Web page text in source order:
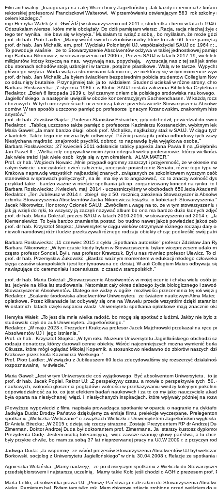
Film archiwalny: „Inauguracja na całej Wszechnicy Jagiellońskiej. Jak każdy ceremoniał z
rektorskiej profesorowi Franciszkowi Walterowi. W przemówieniu otwierającym 583 rok
celem każdego.”
mgr Henryka Wałek (z d. Gwóźdź) w stowarzyszeniu od 2011 r, studentka chemii w latach
Odszukałam wiersze, które mnie obciążały. Do dziś pamiętam wiersz: „Racja, racja niechaj
tego ten wynika, nie baw się w krytyka.” Musiałam to wziąć z sobą , bo myślałam, że może
prof. dr hab. Piotr Laidler: „Mamy wśród swoich członków osoby, które to całe 60. lecie
prof. dr hab. Jan Michalik, em. prof. Wydziału Polonistyki UJ. współzałożyciel SAUJ od
To powoduje właśnie, że to Stowarzyszenie Absolwentów odżywa w takiej jednostkowej
mgr Barbara Nikorowicz, w stowarzyszeniu od 2006 r., Prezes SAUJ w latach 2017-19,
milicjantów, którzy krzyczą na nas, wyzywają nas, popychają, wyrzucają nas z tej sali jak
obu stronach schodów stoją uzbrojeni w tarcze, potężne plastikowe. Walą w te tarcze.
głównego wejścia. Woda waląca strumieniami tak mocno, że niektórzy się w tym momencie
prof. dr hab. Jan Michalik „Ja byłem świadkiem bezpośrednim pobicia studentów Collegium
co odsunięty brutalnie. Przynajmniej tak ja to widziałem. Studenci uciekali w różne strony,
Barbara Rosławiecka: „7 stycznia 1986 r. w Klubie SAUJ została założona Biblioteka
Redaktor: „Dzień 6 listopada 1939 r., był czarnym dniem dla polskiego środowiska
Jagiellońskiego, a następnie uwięzili w obozie koncentracyjnym Sachsenchasen. W każdą
obozowych. W tych uroczystościach uczestniczą także przedstawiciele Stowarzyszenia
domów. W ten sposób uczczono pamięć po profesorze Ignacym Krzanowskim, znakomitym
artystów.”
prof. dr hab. Zdzisław Gajda: „Profesor Stanisław Estraicher, gdy odchodził, powiedział do
Redaktor: „Tablicą uczczono także pamięć o profesorze Kazimierzu Kostaneckim, wybitnym
Maria Gaweł: „Ja mam bardzo długi, obok prof. Michalika, najdłuższy staż w SAUJ. W
z kartotek. Także tego nie można było odtworzyć. Później nastąpiła próba odbudowy tych
Niesłychana mądrość, znajomość psychiki, dobroć, to naprawdę była wyjątkowa osoba.”
Barbara Rosławiecka: „27 kwiecień 2011 odsłonicie tablicy papieża Jana Pawła II na
Jan Paweł II : „Wielką rolę odgrywali w moim życiu odegrali wielcy profesorowie, którzy
Jak wiele treści i jak wiele osób kryje się w tym określeniu ALMA MATER.”
Prof. dr hab. Wojciech Nowak: „Mnie przypadł ogromny zaszczyt i przyjemność, że w
całym świecie uroczystości: dzień założenia, uroczyste posiedzenie Senatu, różne tego typu
Krakowa naprawdę wszystkich najbardziej znanych, związanych ze szkolnictwem wyższym
stanowiska w sprawach politycznych, na ile ma się w to angażować, co to znaczy wolność
przykład takie bardzo ważne w mieście spotkania jak np. zorganizowany koncert na rynku,
Barbara Rosłowiecka: „Kwiecień, maj 2014 - uczestniczyliśmy w obchodach 650.lecia Akademii
Redaktor: „Ten Jubileusz w 2014 r. zbiegł się z 50. rocznicą założenia Stowarzyszenia
członka Stowarzyszenia Absolwentów Jacka Nikorowicza książka o kobietach Stowarzyszenia.”
Jacek Nikorowicz, Honorowy Członek SAUJ: „Zwróciłem uwagę na to, że w tym
jak ją wzięli do ręki, to wszyscy ją zaczęli nazywać album bo ona ma bardzo dużo ładnych
prof. dr hab. Marta Doleżal, prezes SAUJ w latach 2010-2016, w stowarzyszeniu od 2014 r.:
Klemensiewicz. To była bardzo znamienita postać, bo trudno nawet jakoś powiedzieć jakoś
prof. dr hab. Krzysztof Stopka: „Uniwersytet w ciągu wieków otrzymywał różnego rodzaju
niewoli narodowej różni ludzie przekazywali różnego rodzaju obiekty chcąc podkreślić swój
Barbara Rosławiecka: „11 czerwiec 2015 z cyklu „Spotkania autorskie” profesor Zdzisław Jan
Barbara Nikorowicz: „W tym czasie kiedy byłam w Stowarzyszeniu byłam wiceprezesem
często profesor Sondel. Był u nas profesor Krawczuk. Był u nas również profesor Ulewicz. To
prof. dr hab. Przemysław Żukowski: „Bardzo ważnym momentem w edukacji młodego
sięga czasów staropolskich i jest kontynuowana do dzisiaj. W auli Collegium Maius odbywają
nawiązujące do ceremoniału i scenariusza z czasów staropolskich.”
prof. dr hab. Marta Doleżal: „Stowarzyszenie Absolwentów w mojej ocenie i chyba wielu
lat, jedynie na kilka lat studiowania. Natomiast cały okres dalszego życia biologicznego i
Stowarzyszenie Absolwentów. Dlatego nie widzę w ogóle możliwości przecenienia tej roli więzi
Redaktor: „Scalanie środowiska absolwentów Uniwersytetu ze światem naukowym Alma
opłatkowe. Przez kilkanaście lat odbywały się one na Wawelu przede wszystkim dzięki
W ostatnich latach dzięki wsparciu władz Uniwersytetu spotkania opłatkowe mają znacznie
Henryka Wałek: „To jest dla mnie wielka radość, bo mogę się spotkać z ludźmi. Jakby nie
studiowało czyli do auli Uniwersytetu Jagiellońskiego.”
Redaktor: „W maju 2023 r. Prezydent Krakowa profesor Jacek Majchrowski przekazał na
Absolwentów UJ i jego istnienia.”
Prof. dr hab. Krzysztof Stopka: „W tym roku Muzeum Uniwersytetu Jagiellońskiego obchodzi
rodzaju donatorzy, którzy darowali cenne obiekty. Wśród najcenniejszych można wymienić
Olkusza, które mógł oglądać Mikołaj Kopernik, a stosunkowo niedawno do zbiorów naszych
Krakowie przez króla Kazimierza Wielkiego. ‘
Prof. Piotr Laidler: „W związku z Jubileuszem 60.lecia zdecydowaliśmy się rozszerzyć
rozpoznawalną w świecie.”
Maria Gaweł: „Jest w tym Uniwersytecie coś wyjątkowego. Być absolwentem Uniwersytetu, to
prof. dr hab. Jacek Popiel, Rektor UJ: „Z perspektywy czasu, a mowie o perspektywie tych
naukowych, wolności głoszenia poglądów i wolności w przekazywaniu wiedzy kolejnym
odpowiedzialność za to, co jest efektem badań naukowych i za to co my jako nauczyciele
była oparta na niesłychanej więzi, i niesłychanych inspiracjach, które wpływały później na
(Powyższe wypowiedzi z filmu napisała prowadząca spotkanie w oparciu o nagranie na
Jadwiga Duda: Drodzy Państwo dziękujemy za emisje filmu, prelekcje wyczerpane.
spotkaniu „Wieliczka-Wieliczanie” o związkach Wieliczki z Uniwersytetem Jagiellońskim
Dr Aniela Birecka: „W 2015 r. dzieją się rzeczy straszne. Zostaje Prezydentem RP dr Andrzej
Zimerman. Doktor Andrzej Duda był doktorantem prof. Zimermana. Ja starszy kustosz
Prezydenta Dudę. Jestem osobą tolerancyjną, więc zawsze szanuję głowę państwa, a tu
były przykre chwile, bo mam za sobą 37 lat nieprzerwanej pracy na UJ.W 2009 r. z przyczyn
Jadwiga Duda: „Ja wspomnę, że wśród prezesów Stowarzyszenia Absolwentów UJ był
Borkowski, socjolog z Uniwersytetu Jagiellońskiego” w dniu 30.04.2008 r. Relacje ze
Agnieszka Wolańska: „Mamy nadzieję, że po dzisiejszym spotkaniu z Wieliczki do
przedsiębiorstwem i najstarszą uczelnią. Mamy takie Koło jeśli chodzi o AGH z prezesem
Marta Lelito, absolwentka prawa UJ: „Proszę Państwa ja należałam do Stowarzyszenia
wieku. Pamiętam bal. Byłam tam tylko rok. Mam zbiorowe zdjęcie zrobione przed wejściem do